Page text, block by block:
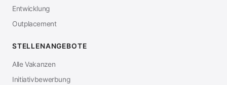
Entwicklung
Outplacement
STELLENANGEBOTE
Alle Vakanzen
Initiativbewerbung